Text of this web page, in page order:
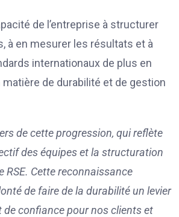
de l’entreprise à structurer
à en mesurer les résultats et à
internationaux de plus en
de durabilité et de gestion
de cette progression, qui reflète
des équipes et la structuration
RSE. Cette reconnaissance
de faire de la durabilité un levier
de confiance pour nos clients et